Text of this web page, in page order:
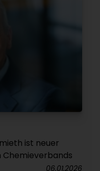
ist neuer
Chemieverbands
06.01.2026